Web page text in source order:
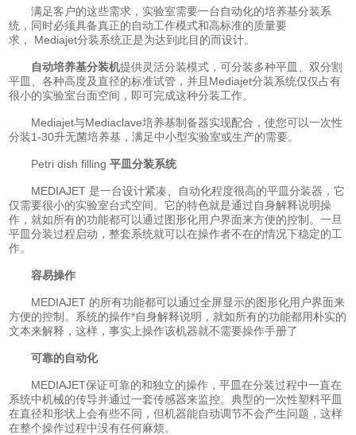
满足客户的这些需求，实验室需要一台自动化的培养基分装系
统，同时必须具备真正的自动工作模式和高标准的质量要
求， Mediajet分装系统正是为达到此目的而设计。
自动培养基分装机提供灵活分装模式，可分装多种平皿、双分割
平皿、各种高度及直径的标准试管，并且Mediajet分装系统仅仅占有
很小的实验室台面空间，即可完成这种分装工作。
Mediajet与Mediaclave培养基制备器实现配合，使您可以一次性
分装1-30升无菌培养基，满足中小型实验室或生产的需要。
Petri dish filling平皿分装系统
MEDIAJET 是一台设计紧凑、自动化程度很高的平皿分装器，它
仅需要很小的实验室台式空间。它的特色就是通过自身解释说明操
作，就如所有的功能都可以通过图形化用户界面来方便的控制。一旦
平皿分装过程启动，整套系统就可以在操作者不在的情况下稳定的工
作。
容易操作
MEDIAJET 的所有功能都可以通过全屏显示的图形化用户界面来
方便的控制。系统的操作*自身解释说明，就如所有的功能都用朴实的
文本来解释，这样，事实上操作该机器就不需要操作手册了
可靠的自动化
MEDIAJET保证可靠的和独立的操作，平皿在分装过程中一直在
系统中机械的传导并通过一套传感器来监控。典型的一次性塑料平皿
在直径和形状上会有些不同，但机器能自动调节不会产生问题，这样
在整个操作过程中没有任何麻烦。